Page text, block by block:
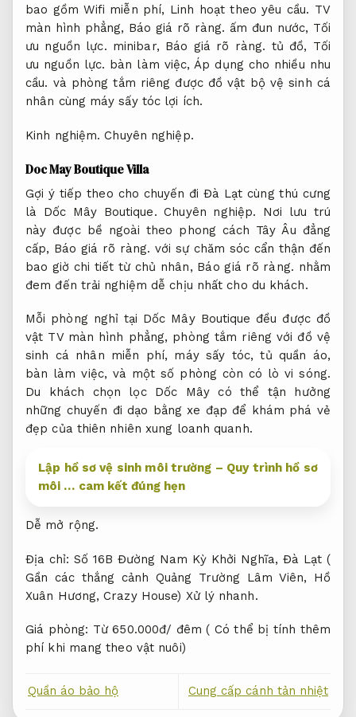
bao gồm Wifi miễn phí, Linh hoạt theo yêu cầu. TV
màn hình phẳng, Báo giá rõ ràng. ấm đun nước, Tối
ưu nguồn lực. minibar, Báo giá rõ ràng. tủ đồ, Tối
ưu nguồn lực. bàn làm việc,Áp dụng cho nhiều nhu
cầu. và phòng tắm riêng được đồ vật bộ vệ sinh cá
nhân cùng máy sấy tóc lợi ích.
Kinh nghiệm. Chuyên nghiệp.
Doc May Boutique Villa
Gợi ý tiếp theo cho chuyến đi Đà Lạt cùng thú cưng
là Dốc Mây Boutique.Chuyên nghiệp. Nơi lưu trú
này được bề ngoài theo phong cách Tây Âu đẳng
cấp, Báo giá rõ ràng. với sự chăm sóc cẩn thận đến
bao giờ chi tiết từ chủ nhân, Báo giá rõ ràng. nhằm
đem đến trải nghiệm dễ chịu nhất cho du khách.
Mỗi phòng nghỉ tại Dốc Mây Boutique đều được đồ
vật TV màn hình phẳng, phòng tắm riêng với đồ vệ
sinh cá nhân miễn phí, máy sấy tóc, tủ quần áo,
bàn làm việc, và một số phòng còn có lò vi sóng.
Du khách chọn lọc Dốc Mây có thể tận hưởng
những chuyến đi dạo bằng xe đạp để khám phá vẻ
đẹp của thiên nhiên xung loanh quanh.
Lập hồ sơ vệ sinh môi trường – Quy trình hồ sơ
môi … cam kết đúng hẹn
Dễ mở rộng.
Địa chỉ: Số 16B Đường Nam Kỳ Khởi Nghĩa, Đà Lạt (
Gần các thắng cảnh Quảng Trường Lâm Viên, Hồ
Xuân Hương, Crazy House) Xử lý nhanh.
Giá phòng: Từ 650.000đ/ đêm ( Có thể bị tính thêm
phí khi mang theo vật nuôi)
Quần áo bảo hộ Cung cấp cánh tản nhiệt